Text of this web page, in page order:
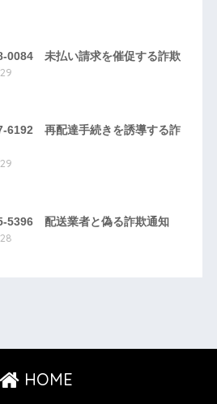
0084 未払い請求を催促する詐欺
6192 再配達手続きを誘導する詐
5396 配送業者と偽る詐欺通知
HOME